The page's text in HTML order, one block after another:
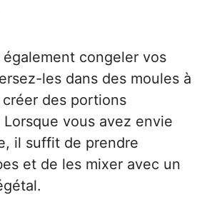
congeler vos
les dans des moules à
des portions
vous avez envie
il suffit de prendre
et de les mixer avec un